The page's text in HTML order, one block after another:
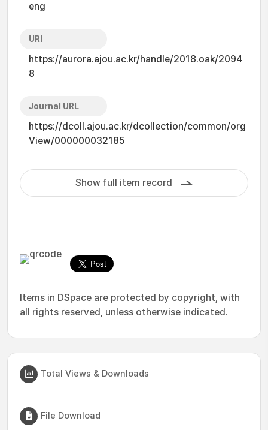
eng
URI
https://aurora.ajou.ac.kr/handle/2018.oak/2094
8
Journal URL
https://dcoll.ajou.ac.kr/dcollection/common/org
View/000000032185
Show full item record
Items in DSpace are protected by copyright, with
all rights reserved, unless otherwise indicated.
Total Views & Downloads
File Download